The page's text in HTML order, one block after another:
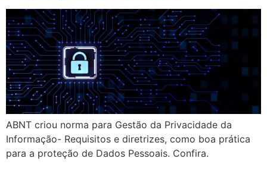
ABNT criou norma para Gestão da Privacidade da
Informação- Requisitos e diretrizes, como boa prática
para a proteção de Dados Pessoais. Confira.